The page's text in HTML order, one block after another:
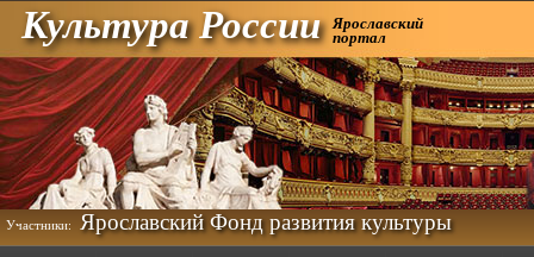
Культура России Ярославский
портал
Участники: Ярославский Фонд развития культуры